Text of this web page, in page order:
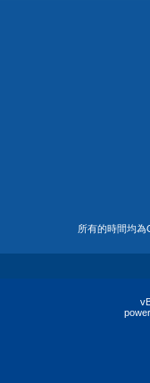
所有的時間均為